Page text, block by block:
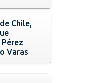
Chile,
Varas